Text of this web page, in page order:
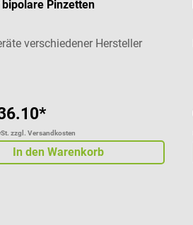
bipolare Pinzetten
verschiedener Hersteller
zzgl. Versandkosten
In den Warenkorb